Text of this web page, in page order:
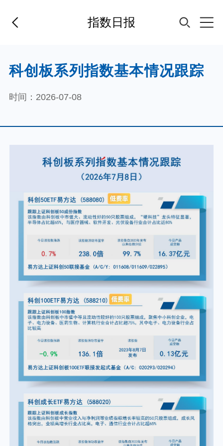
指数日报
首页
基金经理
基金产品
指数专区
FOF
个人养老金
投资顾问
我的账户
客服中心
科创板系列指数基本情况跟踪
时间：2026-07-08